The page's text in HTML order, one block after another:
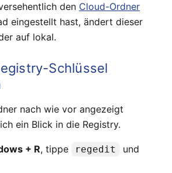
den Cloud-Ordner
eingestellt hast, ändert dieser
auf lokal.
Schlüssel
nach wie vor angezeigt
ein Blick in die Registry.
+ R, tippe regedit
und